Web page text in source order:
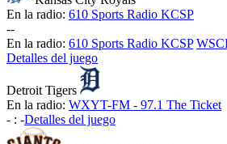
En la radio: 610 Sports Radio KCSP
--
En la radio: 610 Sports Radio KCSP
Detalles del juego
Detroit Tigers
En la radio: WXYT-FM - 97.1 The Ticket
- : -Detalles del juego